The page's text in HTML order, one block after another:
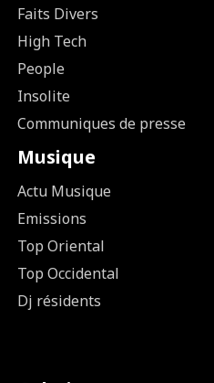
Faits Divers
High Tech
People
Insolite
Communiques de presse
Musique
Actu Musique
Emissions
Top Oriental
Top Occidental
Dj résidents